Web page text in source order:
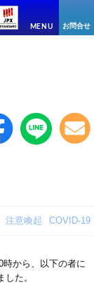
MENU お問合せ
注意喚起 COVID-19
時から、以下の者に
た。